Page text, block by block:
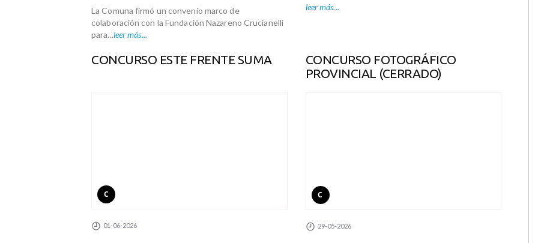
La Comuna firmó un convenio marco de
colaboración con la Fundación Nazareno Crucianelli
para...leer más...
leer más...
CONCURSO ESTE FRENTE SUMA
C
01-06-2026
CONCURSO FOTOGRÁFICO
PROVINCIAL (CERRADO)
C
29-05-2026